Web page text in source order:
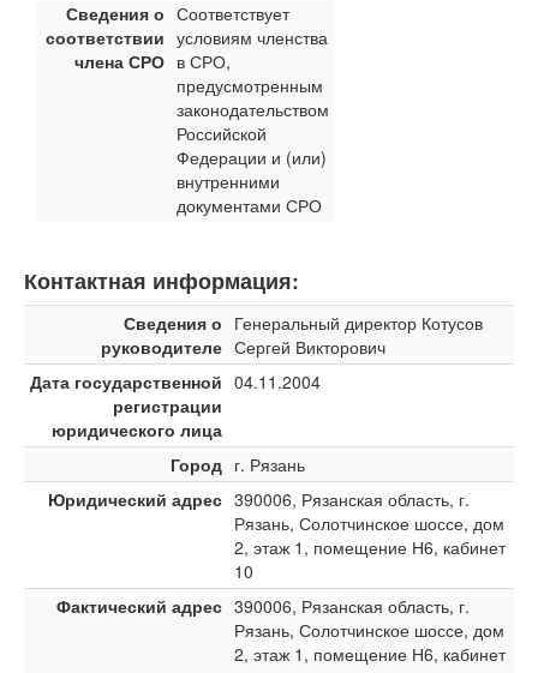
Сведения о
соответствии
члена СРО
Соответствует
условиям членства
в СРО,
предусмотренным
законодательством
Российской
Федерации и (или)
внутренними
документами СРО
Контактная информация:
Сведения о
руководителе
Генеральный директор Котусов
Сергей Викторович
Дата государственной
регистрации
юридического лица
04.11.2004
Город г. Рязань
Юридический адрес 390006, Рязанская область, г.
Рязань, Солотчинское шоссе, дом
2, этаж 1, помещение Н6, кабинет
10
Фактический адрес 390006, Рязанская область, г.
Рязань, Солотчинское шоссе, дом
2, этаж 1, помещение Н6, кабинет